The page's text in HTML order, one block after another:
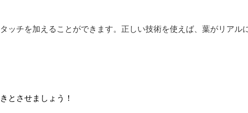
ッチを加えることができます。正しい技術を使えば、葉がリアル
とさせましょう！